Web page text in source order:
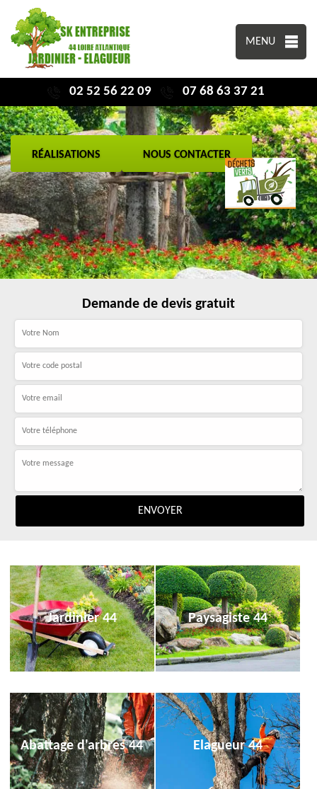
MENU
02 52 56 22 09 07 68 63 37 21
RÉALISATIONS NOUS CONTACTER
Demande de devis gratuit
Jardinier 44 Paysagiste 44
Abattage d'arbres 44 Elagueur 44